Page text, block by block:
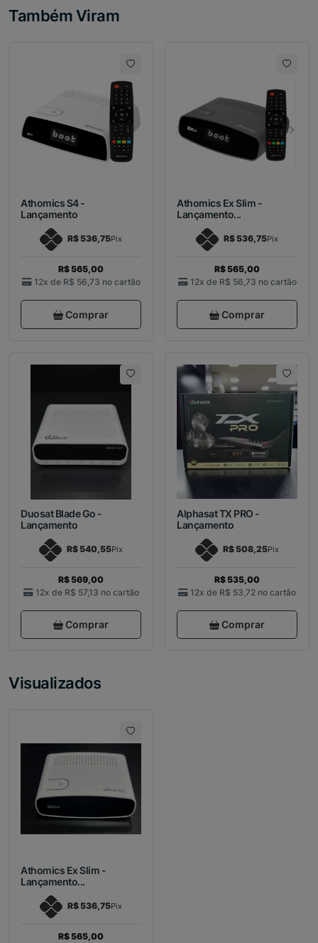
Também Viram
Athomics S4 -
Lançamento
R$ 536,75Pix
R$ 565,00
12x de R$ 56,73 no cartão
Comprar
Athomics Ex Slim -
Lançamento...
R$ 536,75Pix
R$ 565,00
12x de R$ 56,73 no cartão
Comprar
Duosat Blade Go -
Lançamento
R$ 540,55Pix
R$ 569,00
12x de R$ 57,13 no cartão
Comprar
Alphasat TX PRO -
Lançamento
R$ 508,25Pix
R$ 535,00
12x de R$ 53,72 no cartão
Comprar
Visualizados
Athomics Ex Slim -
Lançamento...
R$ 536,75Pix
R$ 565,00